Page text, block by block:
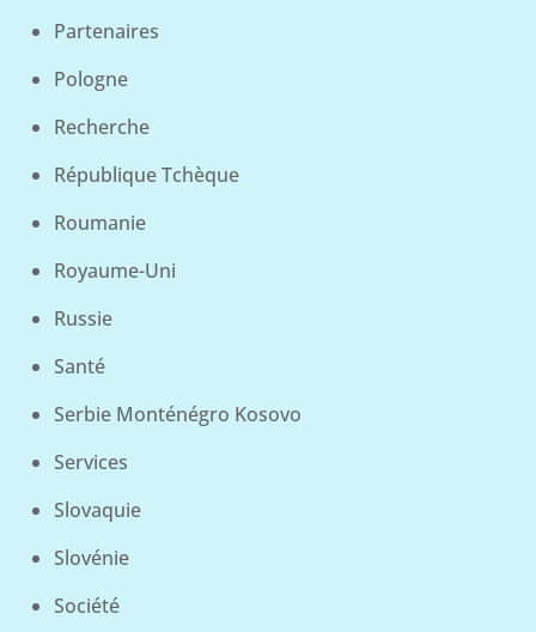
Partenaires
Pologne
Recherche
République Tchèque
Roumanie
Royaume-Uni
Russie
Santé
Serbie Monténégro Kosovo
Services
Slovaquie
Slovénie
Société